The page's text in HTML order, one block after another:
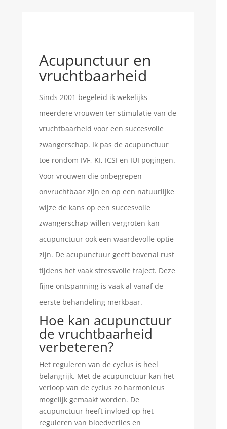
Acupunctuur en
vruchtbaarheid
Sinds 2001 begeleid ik wekelijks
meerdere vrouwen ter stimulatie van de
vruchtbaarheid voor een succesvolle
zwangerschap. Ik pas de acupunctuur
toe rondom IVF, KI, ICSI en IUI pogingen.
Voor vrouwen die onbegrepen
onvruchtbaar zijn en op een natuurlijke
wijze de kans op een succesvolle
zwangerschap willen vergroten kan
acupunctuur ook een waardevolle optie
zijn. De acupunctuur geeft bovenal rust
tijdens het vaak stressvolle traject. Deze
fijne ontspanning is vaak al vanaf de
eerste behandeling merkbaar.
Hoe kan acupunctuur
de vruchtbaarheid
verbeteren?
Het reguleren van de cyclus is heel
belangrijk. Met de acupunctuur kan het
verloop van de cyclus zo harmonieus
mogelijk gemaakt worden. De
acupunctuur heeft invloed op het
reguleren van bloedverlies en